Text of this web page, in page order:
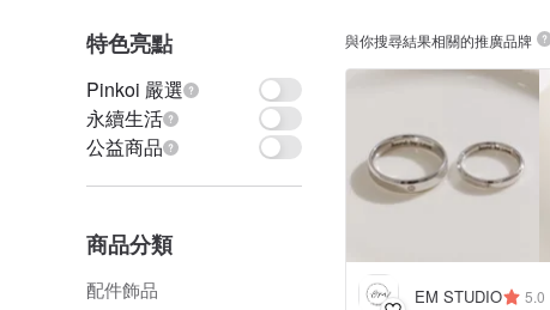
特色亮點
Pinkoi 嚴選
永續生活
公益商品
商品分類
配件飾品
與你搜尋結果相關的推廣品牌
EM STUDIO 5.0